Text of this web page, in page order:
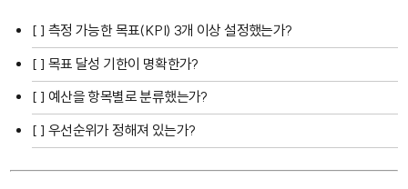
[ ] 측정 가능한 목표(KPI) 3개 이상 설정했는가?
[ ] 목표 달성 기한이 명확한가?
[ ] 예산을 항목별로 분류했는가?
[ ] 우선순위가 정해져 있는가?